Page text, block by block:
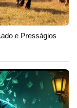
e Presságios